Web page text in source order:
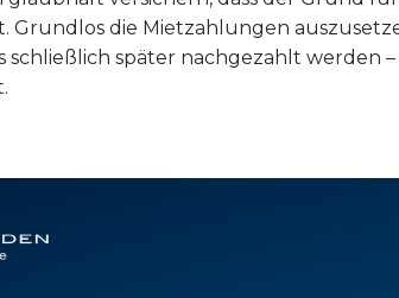
Grundlos die Mietzahlungen
schließlich später nachgezahlt werden